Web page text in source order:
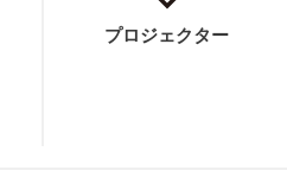
プロジェクター